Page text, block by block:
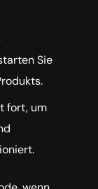
Sie
fort, um